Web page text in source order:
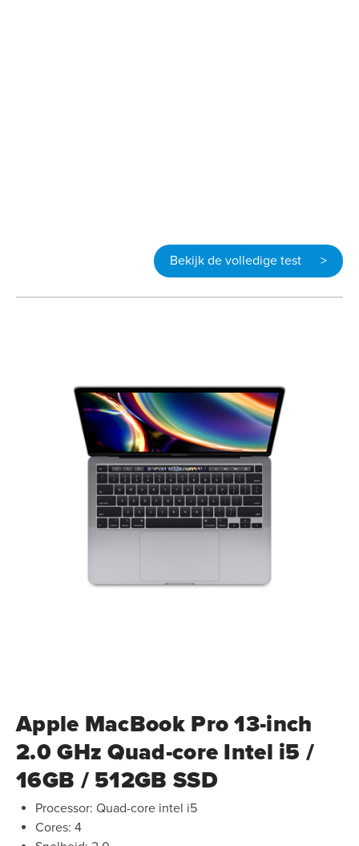
Bekijk de volledige test >
Apple MacBook Pro 13-inch
2.0 GHz Quad-core Intel i5 /
16GB / 512GB SSD
Processor: Quad-core intel i5
Cores: 4